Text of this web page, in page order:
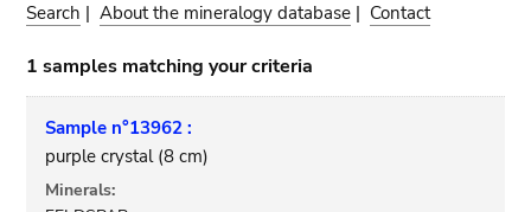
Search |About the mineralogy database | Contact
1 samples matching your criteria
Sample n°13962 :
purple crystal (8 cm)
Minerals: